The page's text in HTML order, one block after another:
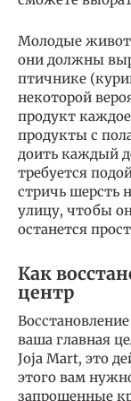
Молодые
они должны
птичнике
некоторой
продукт
продукты с
доить каждый
требуется
стричь шерсть
улицу, чтобы
останется
Как
центр
ваша главная
Joja Mart, это
этого вам
запрошенные